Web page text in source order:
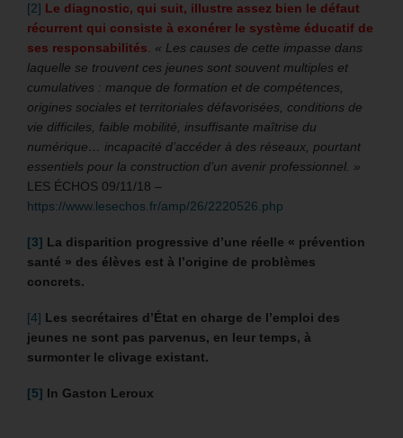
[2] Le diagnostic, qui suit, illustre assez bien le défaut
récurrent qui consiste à exonérer le système éducatif de
ses responsabilités. « Les causes de cette impasse dans
laquelle se trouvent ces jeunes sont souvent multiples et
cumulatives : manque de formation et de compétences,
origines sociales et territoriales défavorisées, conditions de
vie difficiles, faible mobilité, insuffisante maîtrise du
numérique… incapacité d’accéder à des réseaux, pourtant
essentiels pour la construction d’un avenir professionnel. »
LES ÉCHOS 09/11/18 –
https://www.lesechos.fr/amp/26/2220526.php
[3] La disparition progressive d’une réelle « prévention
santé » des élèves est à l’origine de problèmes
concrets.
[4] Les secrétaires d’État en charge de l’emploi des
jeunes ne sont pas parvenus, en leur temps, à
surmonter le clivage existant.
[5] In Gaston Leroux